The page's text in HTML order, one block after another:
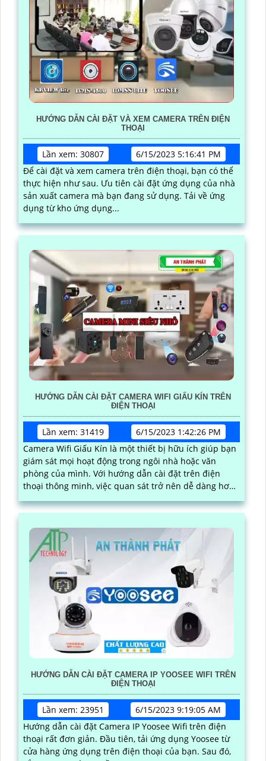
HƯỚNG DẪN CÀI ĐẶT VÀ XEM CAMERA TRÊN ĐIỆN
THOẠI
Lần xem: 30807
6/15/2023 5:16:41 PM
Để cài đặt và xem camera trên điện thoại, bạn có thể
thực hiện như sau. Ưu tiên cài đặt ứng dụng của nhà
sản xuất camera mà bạn đang sử dụng. Tải về ứng
dụng từ kho ứng dụng...
HƯỚNG DẪN CÀI ĐẶT CAMERA WIFI GIẤU KÍN TRÊN
ĐIỆN THOẠI
Lần xem: 31419
6/15/2023 1:42:26 PM
Camera Wifi Giấu Kín là một thiết bị hữu ích giúp bạn
giám sát mọi hoạt động trong ngôi nhà hoặc văn
phòng của mình. Với hướng dẫn cài đặt trên điện
thoại thông minh, việc quan sát trở nên dễ dàng hơn
HƯỚNG DẪN CÀI ĐẶT CAMERA IP YOOSEE WIFI TRÊN
ĐIỆN THOẠI
Lần xem: 23951
6/15/2023 9:19:05 AM
Hướng dẫn cài đặt Camera IP Yoosee Wifi trên điện
thoại rất đơn giản. Đầu tiên, tải ứng dụng Yoosee từ
cửa hàng ứng dụng trên điện thoại của bạn. Sau đó,